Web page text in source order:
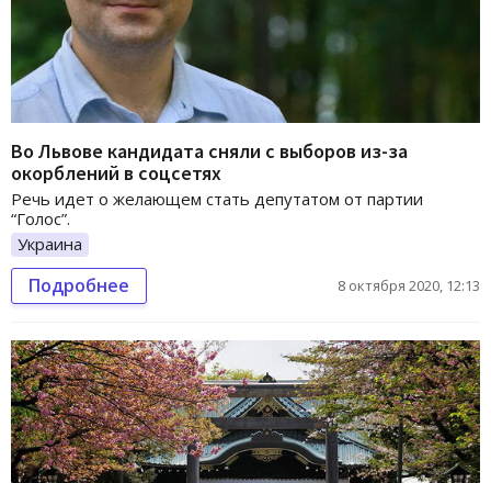
Во Львове кандидата сняли с выборов из-за
окорблений в соцсетях
Речь идет о желающем стать депутатом от партии
“Голос”.
Украина
Подробнее 8 октября 2020, 12:13